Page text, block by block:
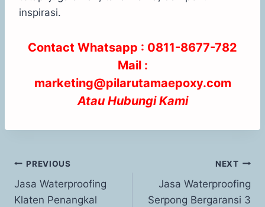
inspirasi.
Contact Whatsapp : 0811-8677-782
Mail :
marketing@pilarutamaepoxy.com
Atau Hubungi Kami
PREVIOUS
Jasa Waterproofing
Klaten Penangkal
NEXT
Jasa Waterproofing
Serpong Bergaransi 3